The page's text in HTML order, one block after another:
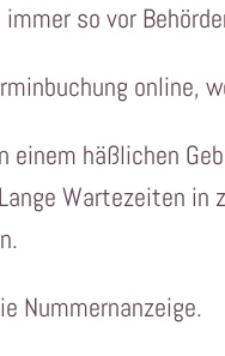
so vor
online,
einem häßlichen
Wartezeiten in
Nummernanzeige.